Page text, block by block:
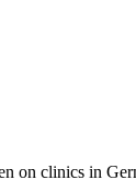
on clinics in